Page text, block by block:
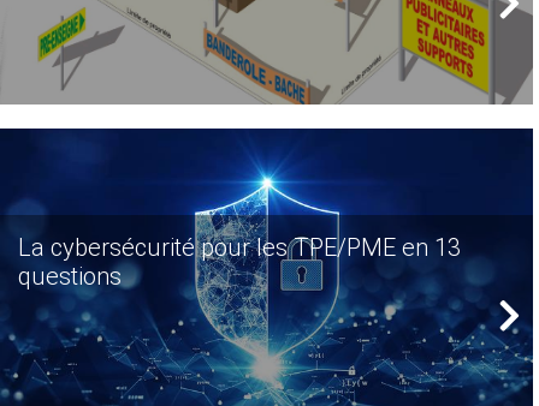
La cybersécurité pour les TPE/PME en 13
questions